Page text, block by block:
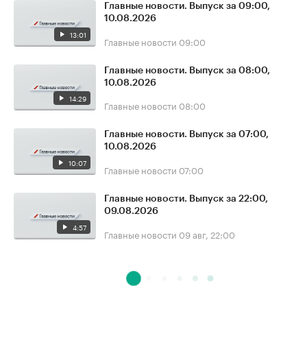
13:01
Главные новости. Выпуск за 09:00,
10.08.2026
Главные новости 09:00
14:29
Главные новости. Выпуск за 08:00,
10.08.2026
Главные новости 08:00
10:07
Главные новости. Выпуск за 07:00,
10.08.2026
Главные новости 07:00
4:57
Главные новости. Выпуск за 22:00,
09.08.2026
Главные новости 09 авг, 22:00